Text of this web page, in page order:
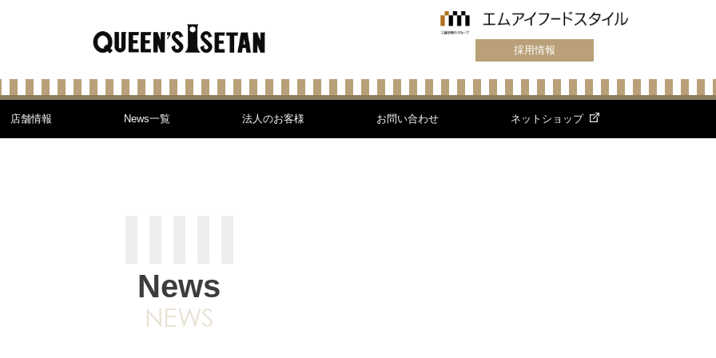
採用情報
店舗情報 News一覧 法人のお客様 お問い合わせ ネットショップ
News